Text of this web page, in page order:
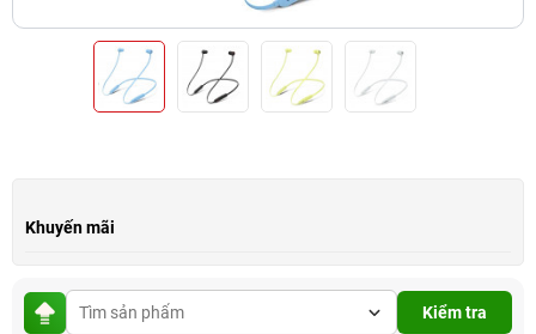
Khuyến mãi
Kiểm tra